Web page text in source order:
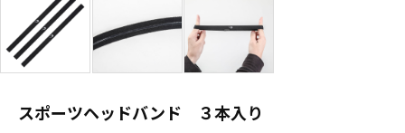
スポーツヘッドバンド ３本入り